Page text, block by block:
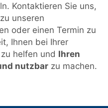
Kontaktieren Sie uns,
unseren
oder einen Termin zu
Ihnen bei Ihrer
helfen und Ihren
nutzbar zu machen.